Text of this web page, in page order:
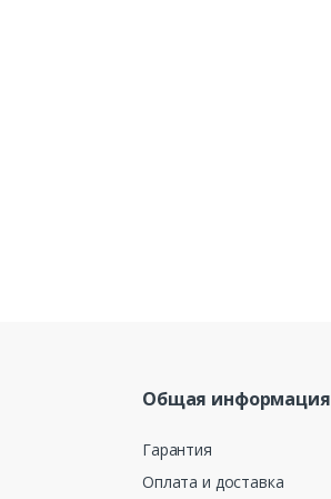
Общая информация
Гарантия
Оплата и доставка